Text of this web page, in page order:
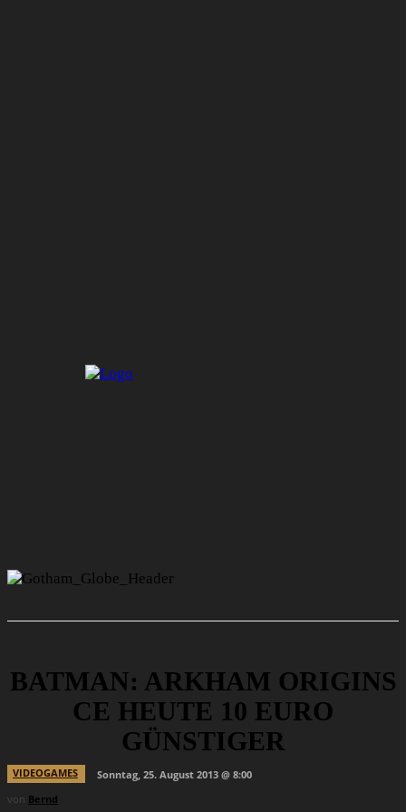
BATMAN: ARKHAM ORIGINS
CE HEUTE 10 EURO
GÜNSTIGER
VIDEOGAMES
Sonntag, 25. August 2013 @ 8:00
von Bernd